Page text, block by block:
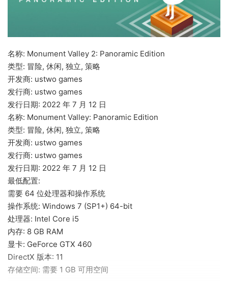
名称: Monument Valley 2: Panoramic Edition
类型: 冒险, 休闲, 独立, 策略
开发商: ustwo games
发行商: ustwo games
发行日期: 2022 年 7 月 12 日
名称: Monument Valley: Panoramic Edition
类型: 冒险, 休闲, 独立, 策略
开发商: ustwo games
发行商: ustwo games
发行日期: 2022 年 7 月 12 日
最低配置:
需要 64 位处理器和操作系统
操作系统: Windows 7 (SP1+) 64-bit
处理器: Intel Core i5
内存: 8 GB RAM
显卡: GeForce GTX 460
DirectX 版本: 11
存储空间: 需要 1 GB 可用空间